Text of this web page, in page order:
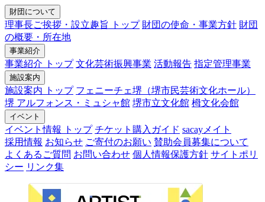
財団について
理事長ご挨拶・設立趣旨 トップ 財団の使命・事業方針 財団
の概要・所在地
事業紹介
事業紹介 トップ 文化芸術振興事業 活動報告 指定管理事業
施設案内
施設案内 トップ フェニーチェ堺（堺市民芸術文化ホール）
堺 アルフォンス・ミュシャ館 堺市立文化館 栂文化会館
イベント
イベント情報 トップ チケット購入ガイド sacayメイト
採用情報 お知らせ ご寄付のお願い 賛助会員募集について
よくあるご質問 お問い合わせ 個人情報保護方針 サイトポリ
シー リンク集